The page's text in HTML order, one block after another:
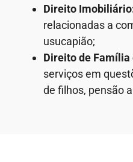
Direito
relacionadas a
usucapião;
Direito de Família
serviços em
de filhos, pensão